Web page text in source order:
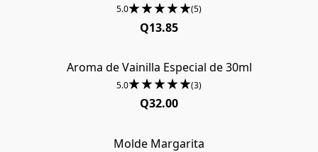
5.0 (5)
Q13.85
Aroma de Vainilla Especial de 30ml
5.0 (3)
Q32.00
Molde Margarita